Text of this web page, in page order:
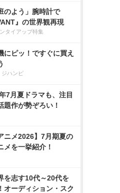
のよう」腕時計で
』の世界観再現
タイアップ特集
にピッ！ですぐに買え
ジハンピ
7月夏ドラマも、注目
題作が勢ぞろい！
ニメ2026】7月期夏の
メを一挙紹介！
を志す10代～20代を
オーディション・スク